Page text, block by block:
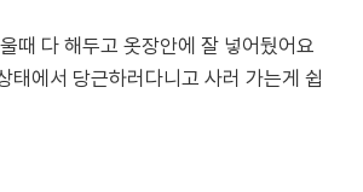
때 다 해두고 옷장안에 잘 넣어뒀어요
태에서 당근하러다니고 사러 가는게 쉽